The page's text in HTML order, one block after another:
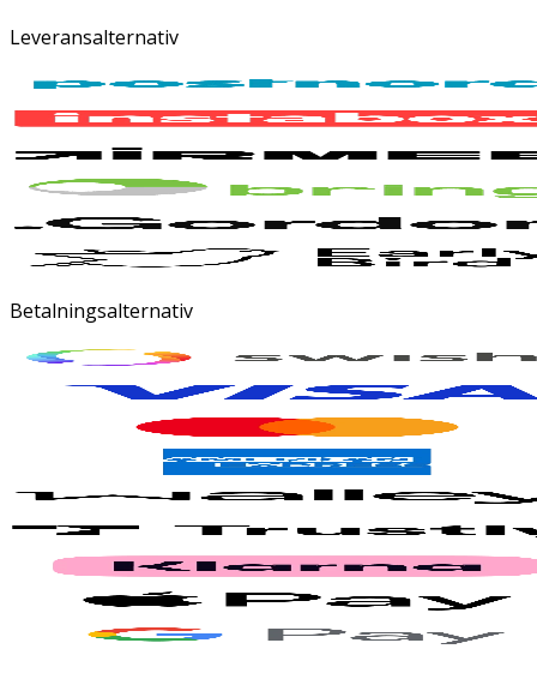
Leveransalternativ
Betalningsalternativ